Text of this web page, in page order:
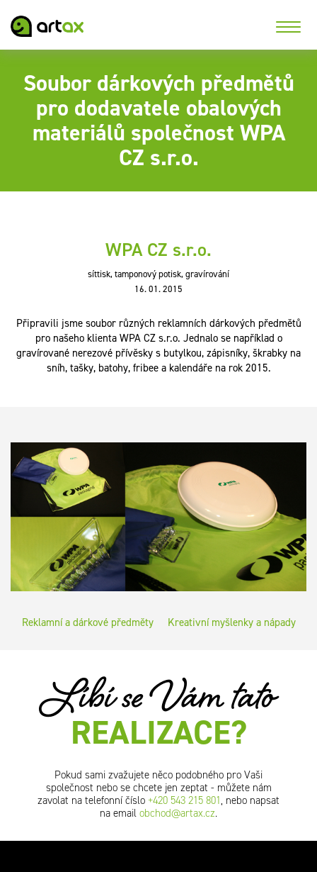
Soubor dárkových předmětů
pro dodavatele obalových
materiálů společnost WPA
CZ s.r.o.
WPA CZ s.r.o.
síttisk, tamponový potisk, gravírování
16. 01. 2015
Připravili jsme soubor různých reklamních dárkových předmětů
pro našeho klienta WPA CZ s.r.o. Jednalo se například o
gravírované nerezové přívěsky s butylkou, zápisníky, škrabky na
sníh, tašky, batohy, fribee a kalendáře na rok 2015.
Reklamní a dárkové předměty Kreativní myšlenky a nápady
Líbí se Vám tato
REALIZACE?
Pokud sami zvažujete něco podobného pro Vaši
společnost nebo se chcete jen zeptat - můžete nám
zavolat na telefonní číslo +420 543 215 801, nebo napsat
na email obchod@artax.cz.